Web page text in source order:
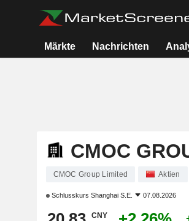
Märkte Nachrichten
CMOC
CMOC Group Limited Aktien
Schlusskurs Shanghai S.E. 07.08.2026
CNY